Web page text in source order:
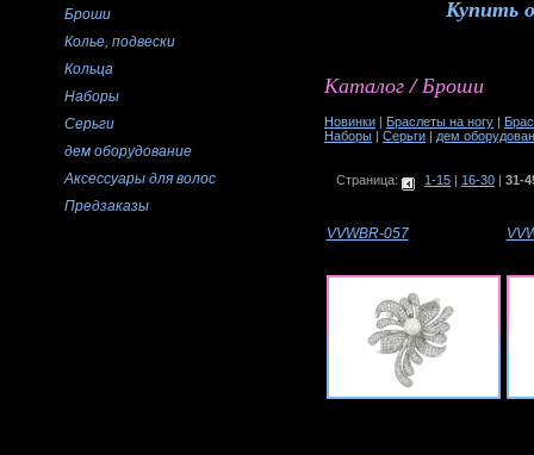
Броши
Колье, подвески
Кольца
Наборы
Серьги
дем оборудование
Аксессуары для волос
Предзаказы
Купить
Каталог / Броши
Новинки | Браслеты на ногу |
Наборы | Серьги | дем
Страница: 1-15 16-30 31-
VVWBR-057